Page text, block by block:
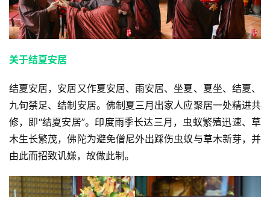
关于结夏安居
结夏安居，安居又作夏安居、雨安居、坐夏、夏坐、结夏、
九旬禁足、结制安居。佛制夏三月出家人应聚居一处精进共
修，即“结夏安居”。印度雨季长达三月，虫蚁繁殖迅速、草
木生长繁茂，佛陀为避免僧尼外出踩伤虫蚁与草木新芽，并
由此而招致讥嫌，故做此制。